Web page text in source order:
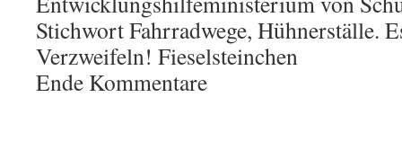
Stichwort Fahrradwege, Hühnerställe.
Verzweifeln! Fieselsteinchen
Ende Kommentare